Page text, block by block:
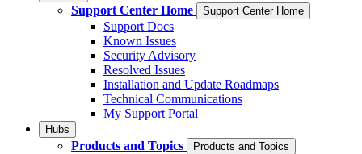
Support Center Home Support Center Home
Support Docs
Known Issues
Security Advisory
Resolved Issues
Installation and Update Roadmaps
Technical Communications
My Support Portal
Hubs
Products and Topics Products and Topics